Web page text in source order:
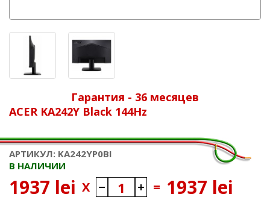
Гарантия - 36 месяцев
ACER KA242Y Black 144Hz
АРТИКУЛ: KA242YP0BI
В НАЛИЧИИ
1937 lei X = 1937 lei